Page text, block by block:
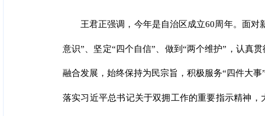
王君正强调，今年是自治区成立60周年。面
意识”、坚定“四个自信”、做到“两个维护”，认真
融合发展，始终保持为民宗旨，积极服务“四件大
落实习近平总书记关于双拥工作的重要指示精神